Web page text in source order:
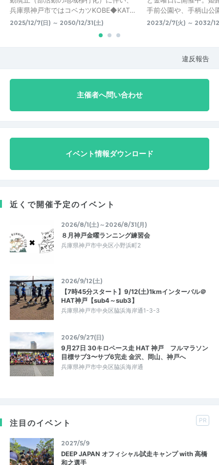
兵庫県神戸市ではコベカツKOBE◆KAT…
2025/12/7(日) ～ 2050/12/31(土)
手前公園や、手柄山公
2023/2/7(火) ～ 2032/
違反報告
主催者へ問い合わせ
イベント情報ダウンロード
近くで開催予定のイベント
2026/8/1(土)～2026/8/31(月)
８月神戸金曜ランニング練習会
兵庫県神戸市中央区小野浜町2
2026/9/12(土)
【7時45分スタート】9/12(土)1kmインターバル＠
HAT神戸【sub4～sub3】
兵庫県神戸市中央区脇浜海岸通1-3-3
2026/9/27(日)
9月27日 30キロペース走 HAT 神戸 フルマラソン
目標サブ3〜サブ6完走 金沢、岡山、神戸へ
兵庫県神戸市中央区脇浜海岸通
注目のイベント PR
2027/5/9
DEEP JAPAN オフィシャル試走キャンプ with 高橋
和之選手